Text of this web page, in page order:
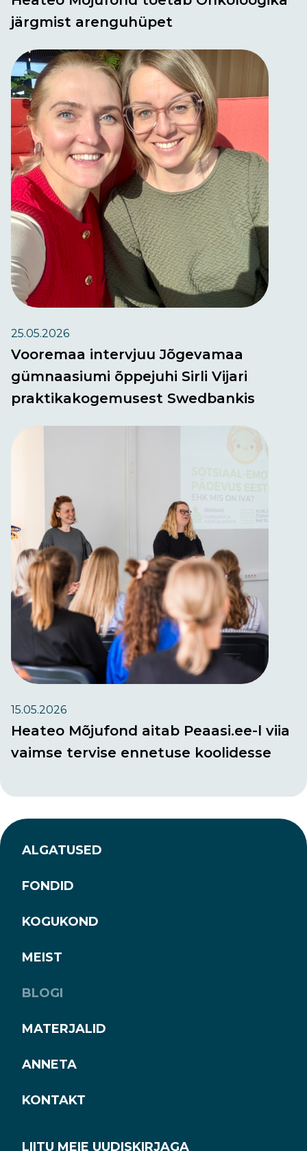
järgmist arenguhüpet
25.05.2026
Vooremaa intervjuu Jõgevamaa
gümnaasiumi õppejuhi Sirli Vijari
praktikakogemusest Swedbankis
15.05.2026
Heateo Mõjufond aitab Peaasi.ee-l viia
vaimse tervise ennetuse koolidesse
ALGATUSED
FONDID
KOGUKOND
MEIST
BLOGI
MATERJALID
ANNETA
KONTAKT
LIITU MEIE UUDISKIRJAGA